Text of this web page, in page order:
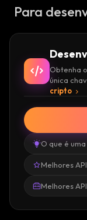
Para
Obtenha
única
cripto
O que é
Melhores
Melhores